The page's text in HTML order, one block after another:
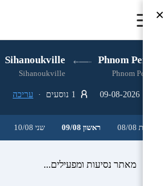
Phnom Penh
Sihanoukville
Phnom Penh
Sihanoukville
עריכה
שבת 08/08 ראשון 09/08 שני 10/08
מאתר נסיעות ומפעילים...
×